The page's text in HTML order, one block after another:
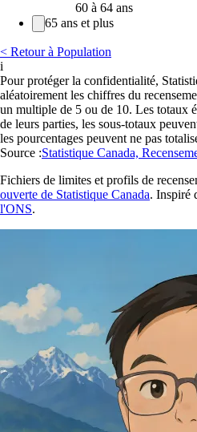
60 à 64 ans
65 ans et plus
< Retour à Population
i
Pour protéger la confidentialité,
aléatoirement les chiffres du
un multiple de 5 ou de 10. Les totaux
de leurs parties, les sous-totaux
les pourcentages peuvent ne pas
Source :Statistique Canada,
Fichiers de limites et profils de
ouverte de Statistique Canada. Inspiré
l'ONS.